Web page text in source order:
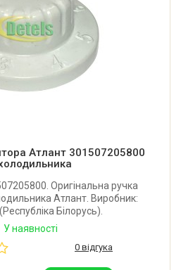
Атлант 301507205800
Оригінальна ручка
Атлант. Виробник:
Білорусь).
У наявності
0 відгука